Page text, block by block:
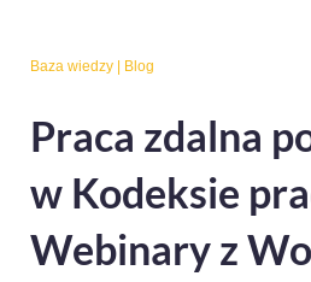
Baza wiedzy Blog
Praca zdalna
w Kodeksie
Webinary z